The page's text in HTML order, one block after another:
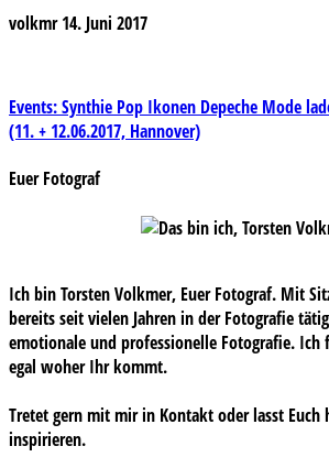
volkmr 14. Juni 2017
Beitragsnavigation
Events: Synthie Pop Ikonen Depeche Mode
(11. + 12.06.2017, Hannover)
Euer Fotograf
Ich bin Torsten Volkmer, Euer Fotograf. Mit
bereits seit vielen Jahren in der Fotografie
emotionale und professionelle Fotografie. Ich
egal woher Ihr kommt.
Tretet gern mit mir in Kontakt oder lasst Euch
inspirieren.